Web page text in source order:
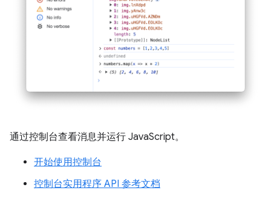
通过控制台查看消息并运行 JavaScript。
开始使用控制台
控制台实用程序 API 参考文档